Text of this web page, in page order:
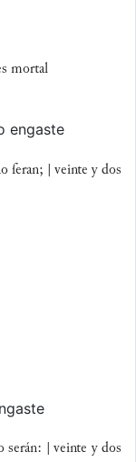
mortal
engaste
ſeran; | veinte y dos
serán: | veinte y dos